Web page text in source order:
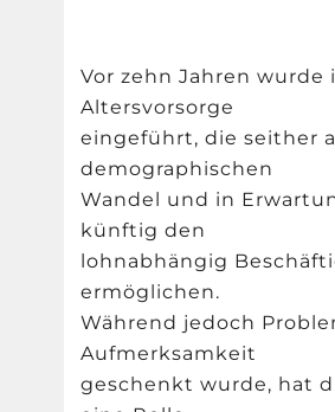
Vor zehn Jahren
Altersvorsorge
eingeführt, die seither
demographischen
Wandel und in
künftig den
lohnabhängig
ermöglichen.
Während jedoch
Aufmerksamkeit
geschenkt wurde, hat